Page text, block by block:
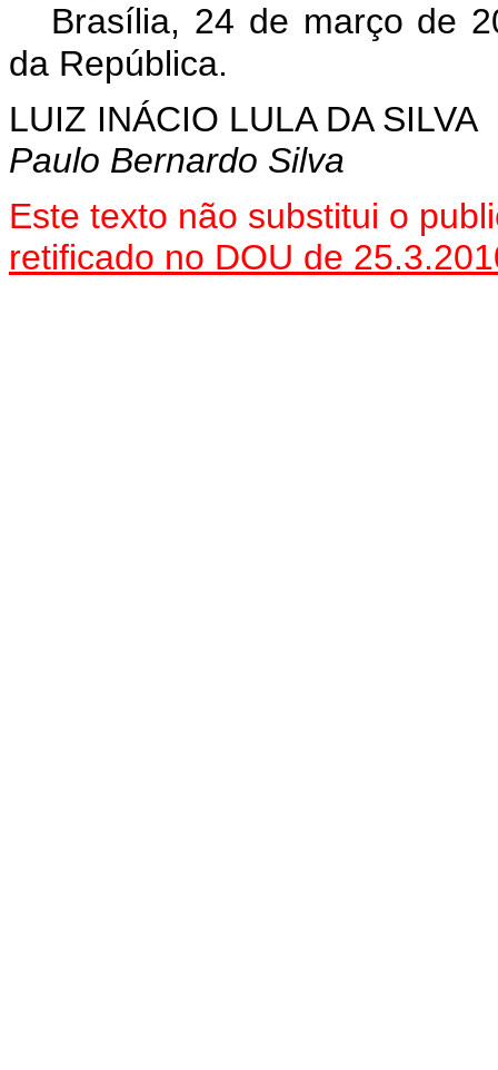
Brasília, 24 de março de
da República.
LUIZ INÁCIO LULA DA SILVA
Paulo Bernardo Silva
Este texto não substitui o
retificado no DOU de